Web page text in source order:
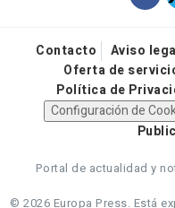
Contacto Aviso
Oferta de
Política de
Configuración de
Portal de actualidad y
© 2026 Europa Press. Está